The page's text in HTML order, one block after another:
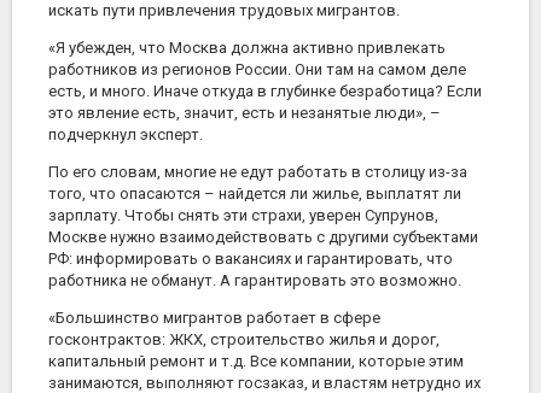
искать пути привлечения трудовых мигрантов.
«Я убежден, что Москва должна активно привлекать
работников из регионов России. Они там на самом деле
есть, и много. Иначе откуда в глубинке безработица? Если
это явление есть, значит, есть и незанятые люди», –
подчеркнул эксперт.
По его словам, многие не едут работать в столицу из-за
того, что опасаются – найдется ли жилье, выплатят ли
зарплату. Чтобы снять эти страхи, уверен Супрунов,
Москве нужно взаимодействовать с другими субъектами
РФ: информировать о вакансиях и гарантировать, что
работника не обманут. А гарантировать это возможно.
«Большинство мигрантов работает в сфере
госконтрактов: ЖКХ, строительство жилья и дорог,
капитальный ремонт и т.д. Все компании, которые этим
занимаются, выполняют госзаказ, и властям нетрудно их